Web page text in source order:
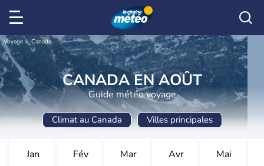
Voyage Canada
CANADA EN AOÛT
Guide météo voyage
Climat au Canada Villes principales
Jan Fév Mar Avr Mai